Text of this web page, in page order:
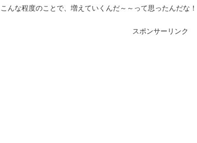
こんな程度のことで、増えていくんだ～～って思ったんだな！
スポンサーリンク